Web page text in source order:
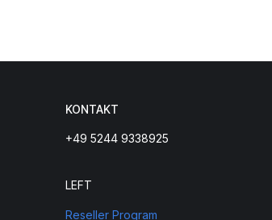
KONTAKT
+49 5244 9338925
LEFT
Reseller Program